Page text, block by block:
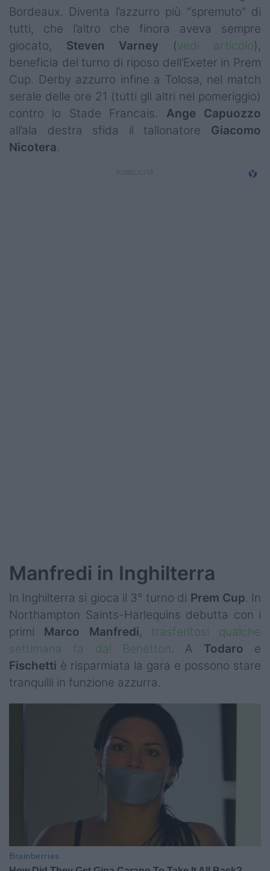
Bordeaux. Diventa l’azzurro più “spremuto” di
tutti, che l’altro che finora aveva sempre
giocato, Steven Varney (vedi articolo),
beneficia del turno di riposo dell’Exeter in Prem
Cup. Derby azzurro infine a Tolosa, nel match
serale delle ore 21 (tutti gli altri nel pomeriggio)
contro lo Stade Francais. Ange
Capuozzo
all’ala destra sfida il tallonatore Giacomo
Nicotera.
Manfredi in Inghilterra
In Inghilterra si gioca il 3° turno di Prem Cup. In
Northampton Saints-Harlequins debutta con i
primi Marco Manfredi, trasferitosi qualche
settimana fa dal Benetton. A Todaro e
Fischetti è risparmiata la gara e possono stare
tranquilli in funzione azzurra.